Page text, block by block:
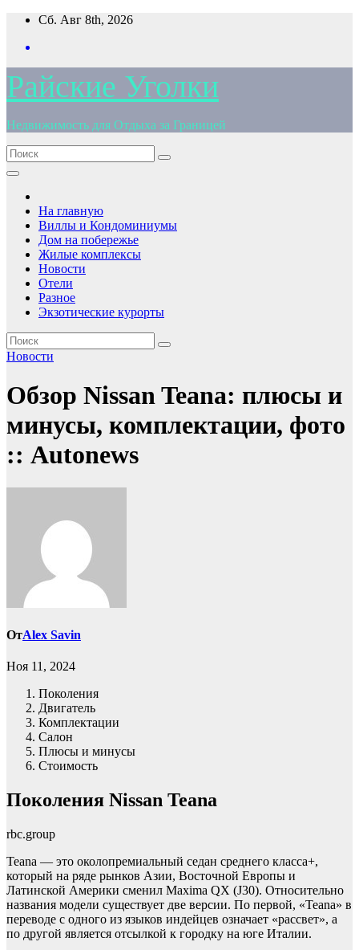
Перейти
содержимому
Сб. Авг 8th, 2026
Райские Уголки
Недвижимость для Отдыха за Границей
На главную
Виллы и Кондоминиумы
Дом на побережье
Жилые комплексы
Новости
Отели
Разное
Экзотические курорты
Новости
Обзор Nissan Teana: плюсы и
минусы, комплектации, фото
:: Autonews
ОтAlex Savin
Ноя 11, 2024
Поколения
Двигатель
Комплектации
Салон
Плюсы и минусы
Стоимость
Поколения Nissan Teana
rbc.group
Teana — это околопремиальный седан среднего класса+,
который на ряде рынков Азии, Восточной Европы и
Латинской Америки сменил Maxima QX (J30). Относительно
названия модели существует две версии. По первой, «Teana» в
переводе с одного из языков индейцев означает «рассвет», а
по другой является отсылкой к городку на юге Италии.